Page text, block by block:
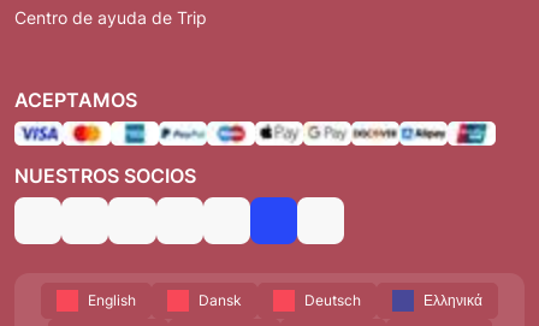
Centro de ayuda de Trip
ACEPTAMOS
NUESTROS SOCIOS
English Dansk Deutsch Ελληνικά